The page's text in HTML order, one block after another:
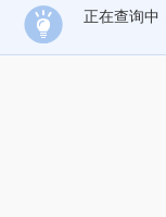
正在查询中